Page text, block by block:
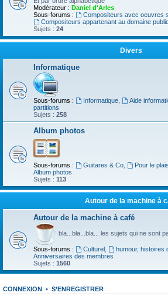
Modérateur : Daniel d'Arles
Sous-forums :
Compositeurs avec oeuvres
Compositeurs appartenant au domaine public
Sujets : 24
Divers
Informatique
Sous-forums : Informatique, Aide
partitions
Sujets : 258
Album photos
Sous-forums : Guitares & Co, Pour le
Album photos
Sujets : 113
Autour de la machine à
Autour de la machine à café
bla...bla...bla... les sujets qui ne sont
Sous-forums : Culturel, humour, histoires
Anniversaires des membres
Sujets : 1560
CONNEXION • S’ENREGISTRER